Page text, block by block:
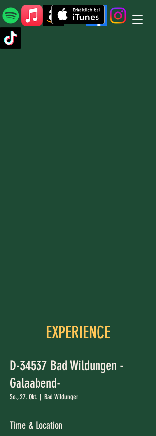
EXPERIENCE
D-34537 Bad Wildungen -
Galaabend-
So., 27. Okt.
  |
Bad Wildungen
Time & Location